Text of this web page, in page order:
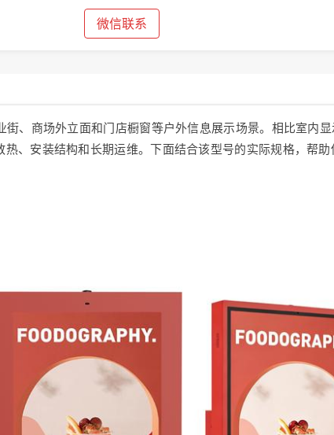
微信联系
、商场外立面和门店橱窗等户外信息展示场景。相比室内显
、安装结构和长期运维。下面结合该型号的实际规格，帮助